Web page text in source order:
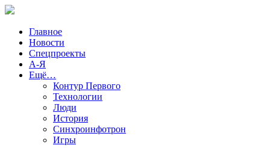
Главное
Новости
Спецпроекты
А-Я
Ещё…
Контур Первого
Технологии
Люди
История
Синхроинфотрон
Игры